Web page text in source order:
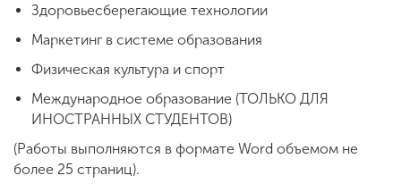
Здоровьесберегающие технологии
Маркетинг в системе образования
Физическая культура и спорт
Международное образование (ТОЛЬКО ДЛЯ
ИНОСТРАННЫХ СТУДЕНТОВ)
(Работы выполняются в формате Word объемом не
более 25 страниц).